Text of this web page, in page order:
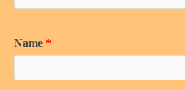
Name *